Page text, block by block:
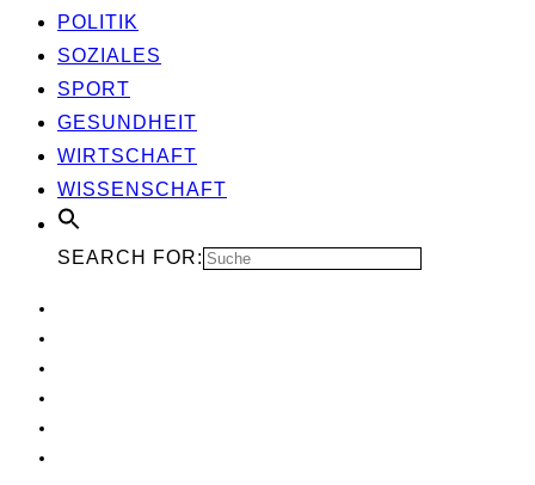
POLI­TIK
SOZIA­LES
SPORT
GESUND­HEIT
WIRT­SCHAFT
WIS­SEN­SCHAFT
SEARCH FOR: